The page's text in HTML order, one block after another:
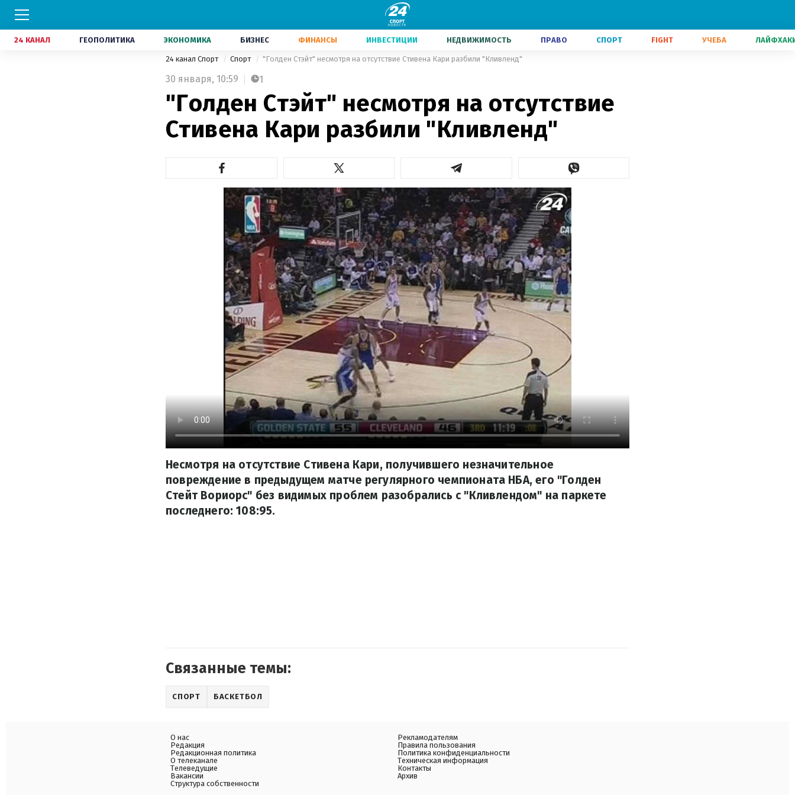
24 КАНАЛ ГЕОПОЛИТИКА ЭКОНОМИКА БИЗНЕС ФИНАНСЫ ИНВЕСТИЦИИ НЕДВИЖИМОСТЬ ПРАВО СПОРТ FIGHT УЧЕБА
24 канал Спорт Спорт "Голден Стэйт" несмотря на отсутствие Стивена Кари разбили "Кливленд"
30 января, 10:59 1
"Голден Стэйт" несмотря на отсутствие
Стивена Кари разбили "Кливленд"
Несмотря на отсутствие Стивена Кари, получившего незначительное
повреждение в предыдущем матче регулярного чемпионата НБА, его "Голден
Стейт Вориорс" без видимых проблем разобрались с "Кливлендом" на паркете
последнего: 108:95.
Связанные темы:
СПОРТ БАСКЕТБОЛ
О нас
Редакция
Редакционная политика
О телеканале
Телеведущие
Вакансии
Структура собственности
Рекламодателям
Правила пользования
Политика конфиденциальности
Техническая информация
Контакты
Архив